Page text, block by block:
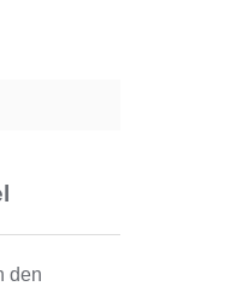
den